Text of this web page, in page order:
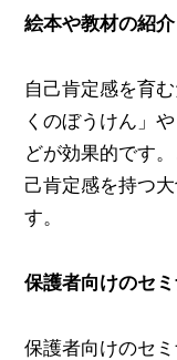
絵本や教材の紹介
自己肯定感を育
くのぼうけん」
どが効果的です
己肯定感を持つ
す。
保護者向けのセ
保護者向けのセ